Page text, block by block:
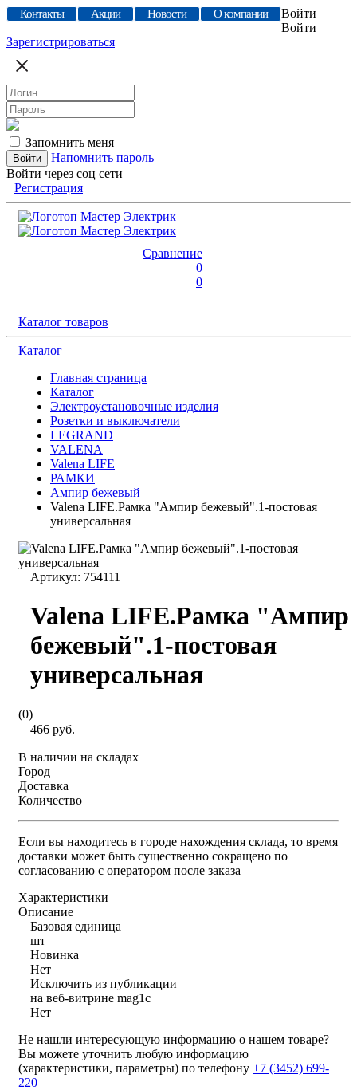
Контакты Акции Новости О компании
Войти
Войти
Зарегистрироваться
Запомнить меня
Напомнить пароль
Войти через соц сети
Регистрация
Сравнение
0
0
Каталог товаров
Каталог
Главная страница
Каталог
Электроустановочные изделия
Розетки и выключатели
LEGRAND
VALENA
Valena LIFE
РАМКИ
Ампир бежевый
Valena LIFE.Рамка "Ампир бежевый".1-постовая
универсальная
Артикул: 754111
Valena LIFE.Рамка "Ампир
бежевый".1-постовая
универсальная
(0)
466 руб.
В наличии на складах
Город
Доставка
Количество
Если вы находитесь в городе нахождения склада, то время
доставки может быть существенно сокращено по
согласованию с оператором после заказа
Характеристики
Описание
Базовая единица
шт
Новинка
Нет
Исключить из публикации
на веб-витрине mag1c
Нет
Не нашли интересующую информацию о нашем товаре?
Вы можете уточнить любую информацию
(характеристики, параметры) по телефону +7 (3452) 699-
220